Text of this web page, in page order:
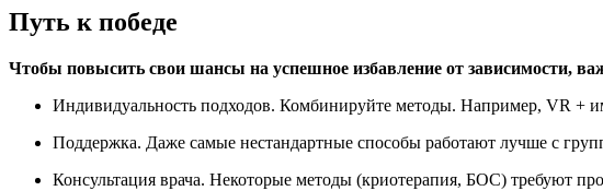
Путь к победе
Чтобы повысить свои шансы на успешное избавление от зависимости,
Индивидуальность подходов. Комбинируйте методы. Например, VR +
Поддержка. Даже самые нестандартные способы работают лучше с
Консультация врача. Некоторые методы (криотерапия, БОС) требуют